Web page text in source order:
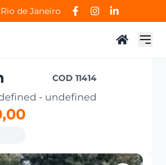
de Janeiro
COD11414
- undefined